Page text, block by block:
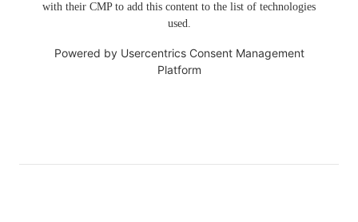
with their CMP to add this content to the list of technologies
used.
Powered by Usercentrics Consent Management
Platform